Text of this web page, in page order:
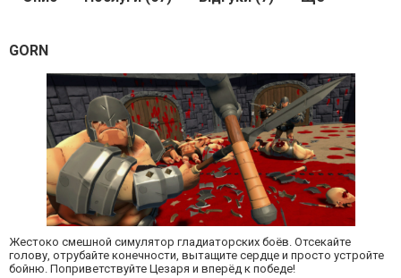
GORN
Жестоко смешной симулятор гладиаторских боёв. Отсекайте
голову, отрубайте конечности, вытащите сердце и просто устройте
бойню. Поприветствуйте Цезаря и вперёд к победе!